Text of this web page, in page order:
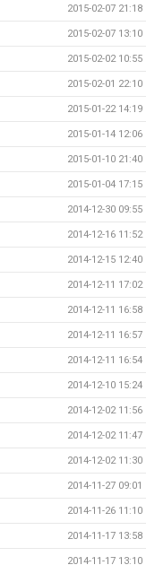
2015-02-07 21:18
2015-02-07 13:10
2015-02-02 10:55
2015-02-01 22:10
2015-01-22 14:19
2015-01-14 12:06
2015-01-10 21:40
2015-01-04 17:15
2014-12-30 09:55
2014-12-16 11:52
2014-12-15 12:40
2014-12-11 17:02
2014-12-11 16:58
2014-12-11 16:57
2014-12-11 16:54
2014-12-10 15:24
2014-12-02 11:56
2014-12-02 11:47
2014-12-02 11:30
2014-11-27 09:01
2014-11-26 11:10
2014-11-17 13:58
2014-11-17 13:10